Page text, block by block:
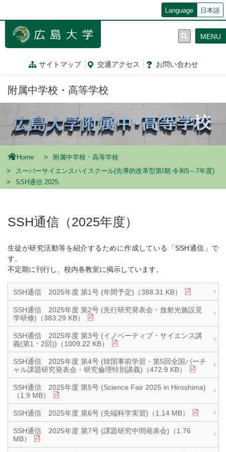
ン
Language 日本語
サイトマップ 交通アクセス お問い合わせ
MENU
附属中学校・高等学校
Home
附属中学校・高等学校
スーパーサイエンスハイスクール(先導的改革型第I期:令和5～7年度)
SSH通信 2025
SSH通信（2025年度）
生徒が研究活動等を紹介するために作成している「SSH通信」で
す。
不定期に刊行し、校内各教室に掲示しています。
SSH通信 2025年度 第1号 (年間予定)（388.31 KB）
SSH通信 2025年度 第2号 (先行研究発表会・放射光施設見
学研修)（383.29 KB）
SSH通信 2025年度 第3号 (イノベーティブ・サイエンス講
義(第1・2回))（1009.22 KB）
SSH通信 2025年度 第4号 (韓国事前学習・第5回全国バーチ
ャル課題研究発表会・研究倫理特別講義)（472.9 KB）
SSH通信 2025年度 第5号 (Science Fair 2025 in Hiroshima)
（1.9 MB）
SSH通信 2025年度 第6号 (先端科学実習)（1.14 MB）
SSH通信 2025年度 第7号 (課題研究中間発表会)（1.76
MB）